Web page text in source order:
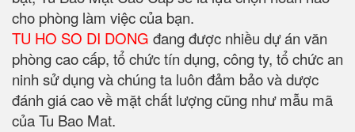
cho phòng làm việc của bạn.
TU HO SO DI DONG đang được nhiều dự án văn
phòng cao cấp, tổ chức tín dụng, công ty, tổ chức an
ninh sử dụng và chúng ta luôn đảm bảo và dược
đánh giá cao về mặt chất lượng cũng như mẫu mã
của Tu Bao Mat.